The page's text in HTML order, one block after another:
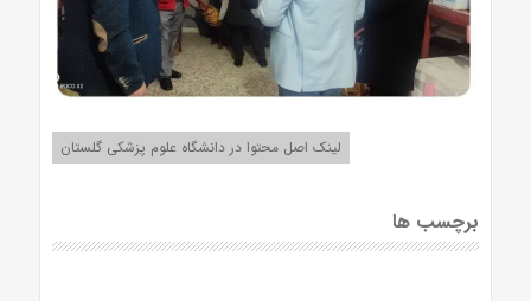
لینک اصل محتوا در دانشگاه علوم پزشکی گلستان
برچسب ها